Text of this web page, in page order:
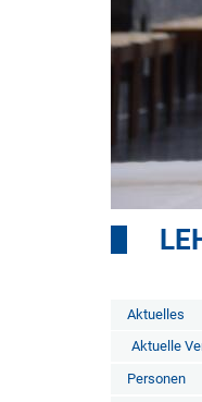
Aktuelles
Aktuelle
Personen